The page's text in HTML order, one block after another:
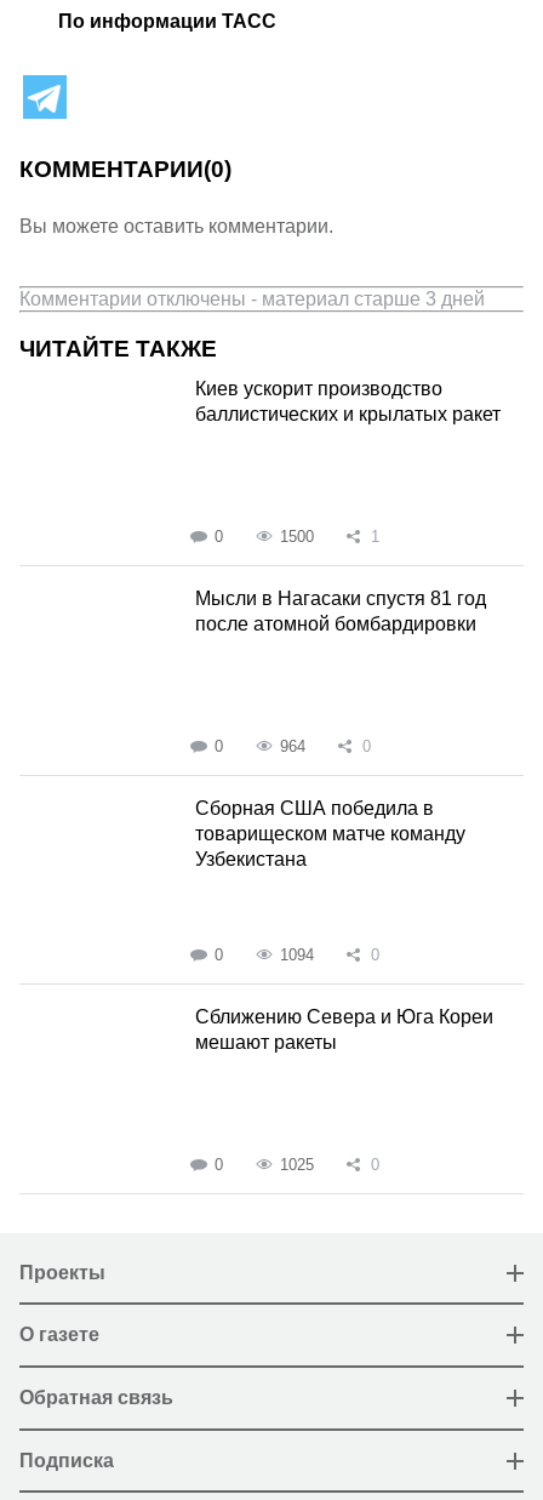
По информации ТАСС
КОММЕНТАРИИ(0)
Вы можете оставить комментарии.
Комментарии отключены - материал старше 3 дней
ЧИТАЙТЕ ТАКЖЕ
Киев ускорит производство
баллистических и крылатых ракет
0 1500 1
Мысли в Нагасаки спустя 81 год
после атомной бомбардировки
0 964 0
Сборная США победила в
товарищеском матче команду
Узбекистана
0 1094 0
Сближению Севера и Юга Кореи
мешают ракеты
0 1025 0
Проекты
О газете
Обратная связь
Подписка